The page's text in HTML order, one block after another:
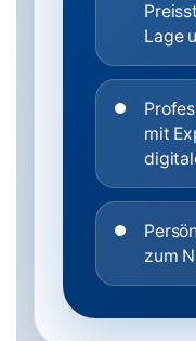
Lage
mit
zum